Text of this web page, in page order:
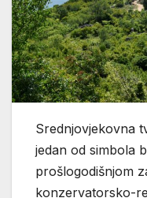
Srednjovjekovna
jedan od simbola
prošlogodišnjom
konzervatorsko-